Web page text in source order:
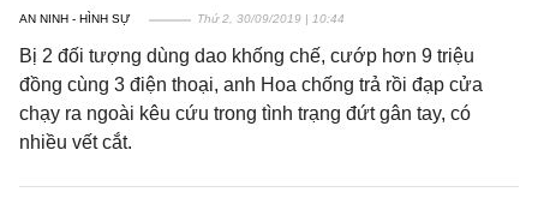
AN NINH - HÌNH SỰ Thứ 2, 30/09/2019 | 10:44
Bị 2 đối tượng dùng dao khống chế, cướp hơn 9 triệu
đồng cùng 3 điện thoại, anh Hoa chống trả rồi đạp cửa
chạy ra ngoài kêu cứu trong tình trạng đứt gân tay, có
nhiều vết cắt.